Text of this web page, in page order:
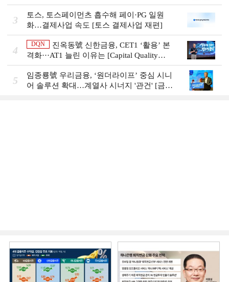
그룹의 꿈①]
3
토스, 토스페이먼츠 흡수해 페이·PG 일원
화…결제사업 속도 [토스 결제사업 재편]
4
DQN
진옥동號 신한금융, CET1 ‘활용’ 본
격화···AT1 늘린 이유는 [Capital Quality
Review]
5
임종룡號 우리금융, ‘원더라이프’ 중심 시니
어 솔루션 확대…계열사 시너지 '관건' [금융